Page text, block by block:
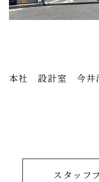
本社 設計室 今井
スタッフ